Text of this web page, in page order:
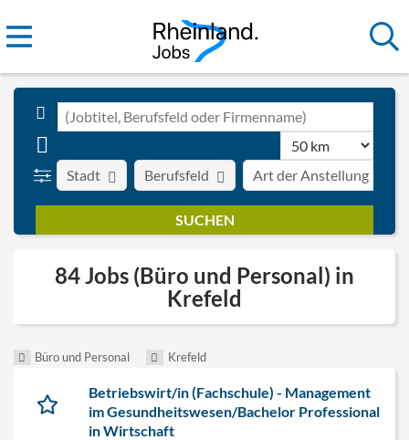
Stadt Art der Anstellung
Berufsfeld
84 Jobs (Büro und Personal) in
Krefeld
Büro und Personal Krefeld
Betriebswirt/in (Fachschule) - Management
im Gesundheitswesen/Bachelor Professional
in Wirtschaft